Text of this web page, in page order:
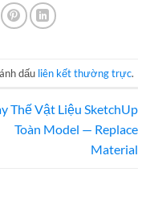
dấu liên kết thường trực.
Thế Vật Liệu SketchUp
Toàn Model — Replace
Material